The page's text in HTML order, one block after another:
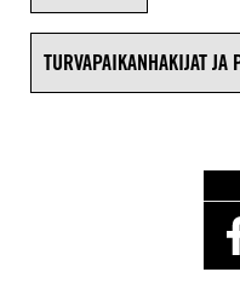
TURVAPAIKANHAKIJAT JA